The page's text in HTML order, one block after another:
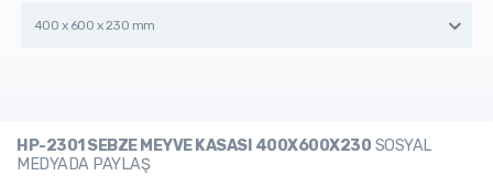
400 x 600 x 230 mm
HP-2301 SEBZE MEYVE KASASI 400X600X230 SOSYAL
MEDYADA PAYLAŞ